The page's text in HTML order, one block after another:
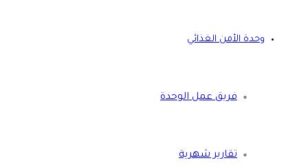
وحدة الأمن الغذائي
فريق عمل الوحدة
تقارير شهرية